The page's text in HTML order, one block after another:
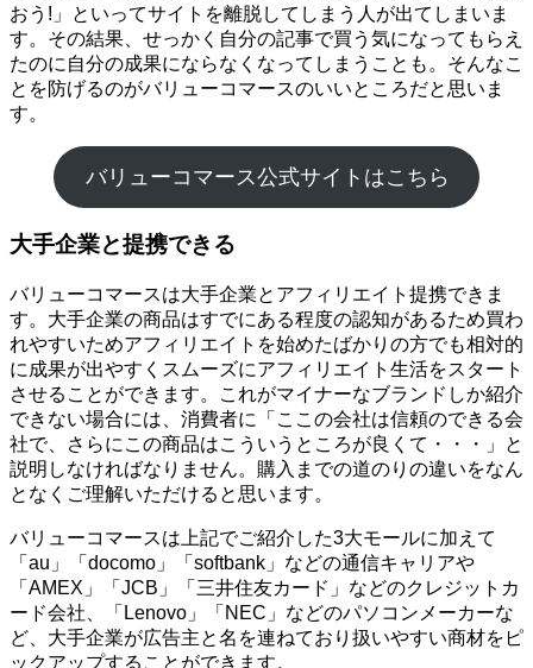
おう!」といってサイトを離脱してしまう人が出てしまいま
す。その結果、せっかく自分の記事で買う気になってもらえ
たのに自分の成果にならなくなってしまうことも。そんなこ
とを防げるのがバリューコマースのいいところだと思いま
す。
バリューコマース公式サイトはこちら
大手企業と提携できる
バリューコマースは大手企業とアフィリエイト提携できま
す。大手企業の商品はすでにある程度の認知があるため買わ
れやすいためアフィリエイトを始めたばかりの方でも相対的
に成果が出やすくスムーズにアフィリエイト生活をスタート
させることができます。これがマイナーなブランドしか紹介
できない場合には、消費者に「ここの会社は信頼のできる会
社で、さらにこの商品はこういうところが良くて・・・」と
説明しなければなりません。購入までの道のりの違いをなん
となくご理解いただけると思います。
バリューコマースは上記でご紹介した3大モールに加えて
「au」「docomo」「softbank」などの通信キャリアや
「AMEX」「JCB」「三井住友カード」などのクレジットカ
ード会社、「Lenovo」「NEC」などのパソコンメーカーな
ど、大手企業が広告主と名を連ねており扱いやすい商材をピ
ックアップすることができます。